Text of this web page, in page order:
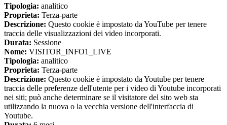
Tipologia: analitico
Proprieta: Terza-parte
Descrizione: Questo cookie è impostato da YouTube per tenere
traccia delle visualizzazioni dei video incorporati.
Durata: Sessione
Nome: VISITOR_INFO1_LIVE
Tipologia: analitico
Proprieta: Terza-parte
Descrizione: Questo cookie è impostato da Youtube per tenere
traccia delle preferenze dell'utente per i video di Youtube incorporati
nei siti; può anche determinare se il visitatore del sito web sta
utilizzando la nuova o la vecchia versione dell'interfaccia di
Youtube.